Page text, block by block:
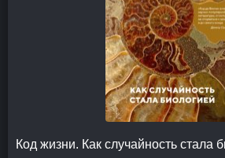
Код жизни. Как случайность стала